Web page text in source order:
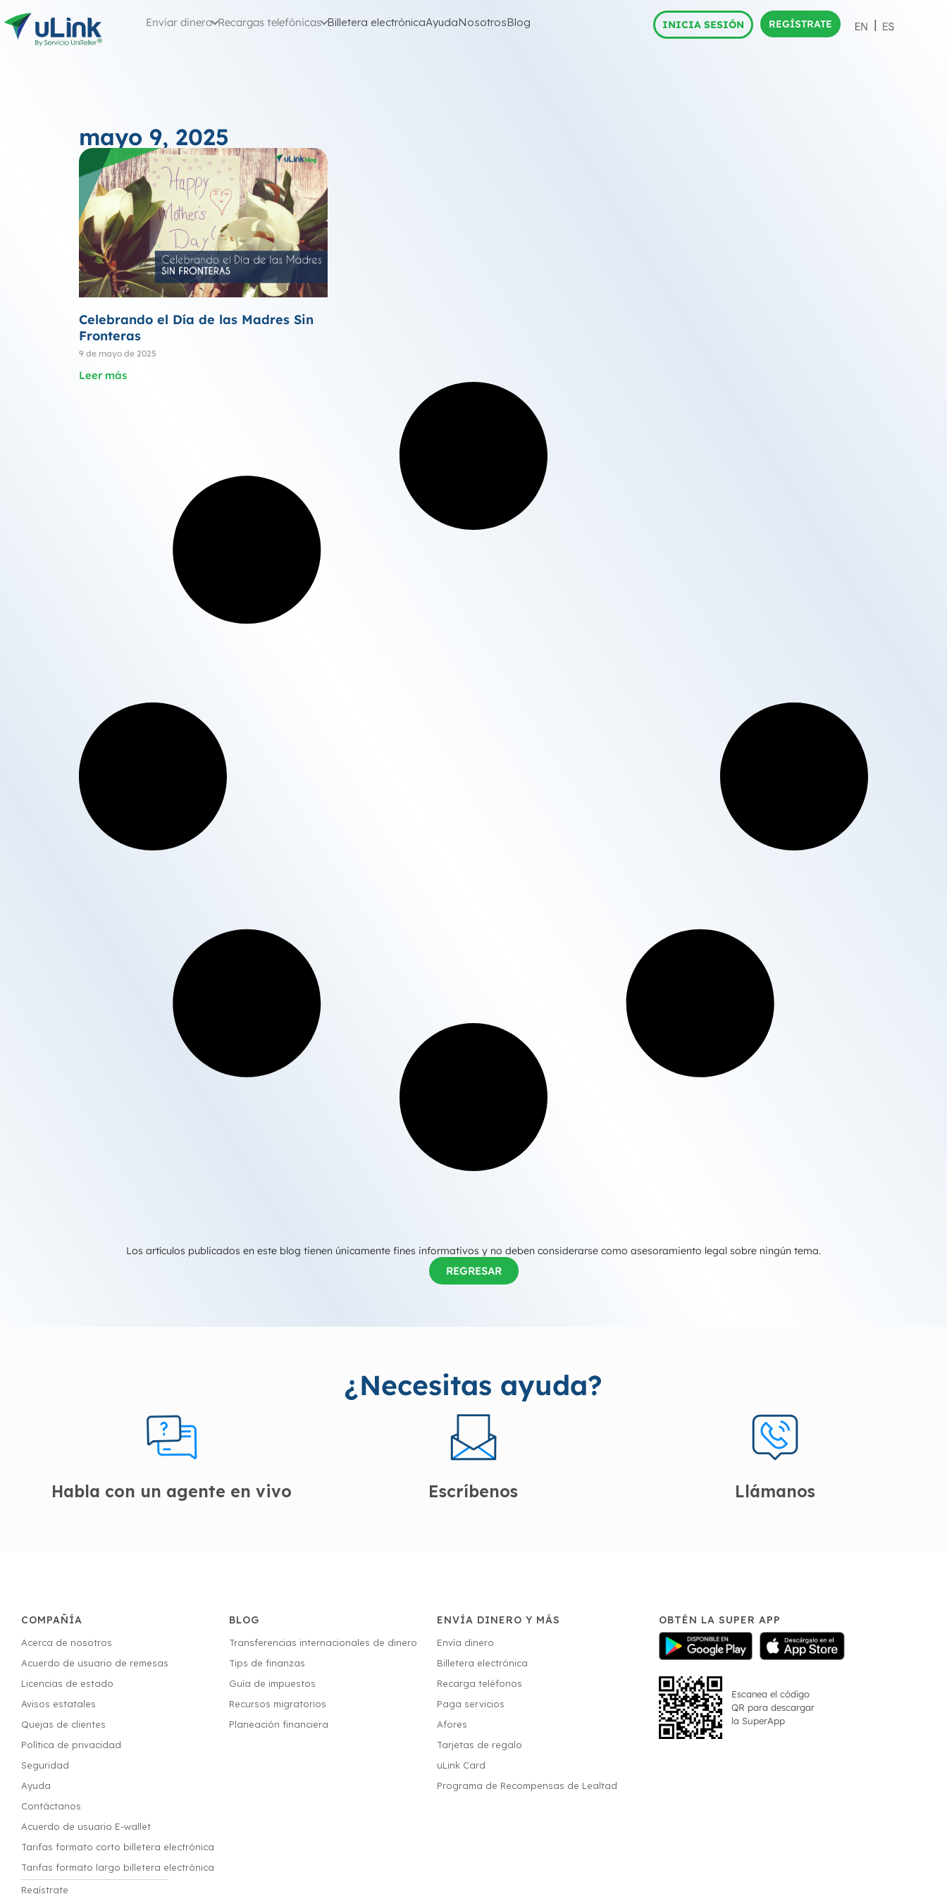
Enviar dinero Recargas telefónicas Billetera electrónicaAyudaNosotrosBlog INICIA SESIÓN REGÍSTRATE
mayo 9, 2025
Celebrando el Día de las Madres Sin
Fronteras
9 de mayo de 2025
Leer más
Los artículos publicados en este blog tienen únicamente fines informativos y no deben considerarse como asesoramiento legal sobre ningún tema.
REGRESAR
¿Necesitas ayuda?
Habla con un agente en vivo Escríbenos Llámanos
COMPAÑÍA
Acerca de nosotros
Acuerdo de usuario de remesas
Licencias de estado
Avisos estatales
Quejas de clientes
Política de privacidad
Seguridad
Ayuda
Contáctanos
Acuerdo de usuario E-wallet
Tarifas formato corto billetera electrónica
Tarifas formato largo billetera electrónica
Regístrate
BLOG
Transferencias internacionales de dinero
Tips de finanzas
Guía de impuestos
Recursos migratorios
Planeación financiera
ENVÍA DINERO Y MÁS
Envía dinero
Billetera electrónica
Recarga teléfonos
Paga servicios
Afores
Tarjetas de regalo
uLink Card
Programa de Recompensas de Lealtad
OBTÉN LA SUPER APP
Escanea el código
QR para descargar
la SuperApp